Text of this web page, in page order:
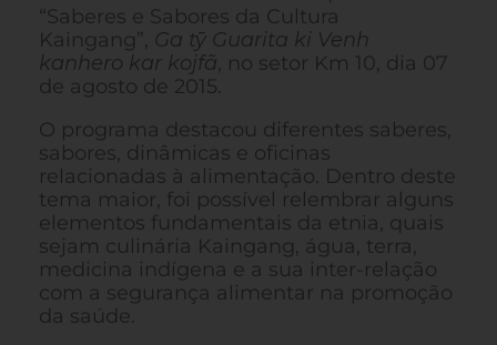
“Saberes e Sabores da Cultura
Kaingang”, Ga tȳ Guarita ki Venh
kanhero kar kojfã, no setor Km 10, dia 07
de agosto de 2015.
O programa destacou diferentes saberes,
sabores, dinâmicas e oficinas
relacionadas à alimentação. Dentro deste
tema maior, foi possível relembrar alguns
elementos fundamentais da etnia, quais
sejam culinária Kaingang, água, terra,
medicina indígena e a sua inter-relação
com a segurança alimentar na promoção
da saúde.